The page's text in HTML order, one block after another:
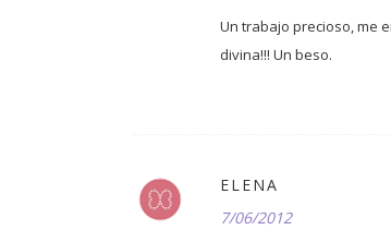
Un trabajo precioso, me
divina!!! Un beso.
ELENA
7/06/2012